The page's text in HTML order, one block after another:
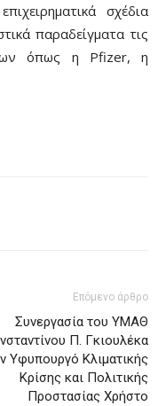
σχέδια
παραδείγματα τις
όπως η Pfizer, η
Επόμενο άρθρο
Συνεργασία του ΥΜΑΘ
Π. Γκιουλέκα
Υφυπουργό Κλιματικής
Κρίσης και Πολιτικής
Προστασίας Χρήστο